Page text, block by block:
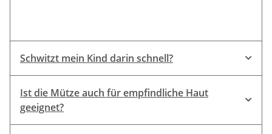
Schwitzt mein Kind darin schnell?
Ist die Mütze auch für empfindliche Haut
geeignet?